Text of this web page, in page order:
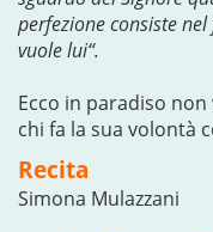
perfezione consiste
vuole lui“.
Ecco in paradiso
chi fa la sua volontà
Recita
Simona Mulazzani